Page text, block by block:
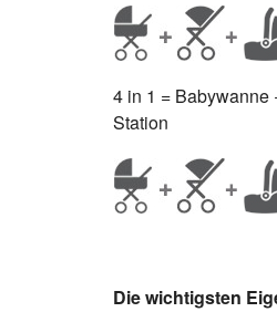
4 in 1 = Babywanne
Station
Die wichtigsten